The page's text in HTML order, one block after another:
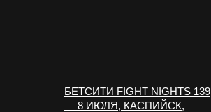
БЕТСИТИ FIGHT NIGHTS 139
— 8 ИЮЛЯ, КАСПИЙСК,